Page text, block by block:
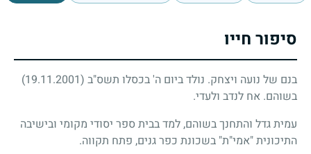
סיפור חייו
בנם של נועה ויצחק. נולד ביום ה' בכסלו תשס"ב (19.11.2001)
בשוהם. אח לנדב ולעדי.
עמית גדל והתחנך בשוהם, למד בבית ספר יסודי מקומי ובישיבה
התיכונית "אמי"ת" בשכונת כפר גנים, פתח תקווה.